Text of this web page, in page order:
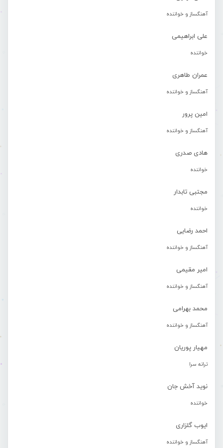
آهنگساز و خواننده
علی ابراهیمی
خواننده
عمران طاهری
آهنگساز و خواننده
امین پرور
آهنگساز و خواننده
هادی صدری
خواننده
مجتبی تابدار
خواننده
احمد رضایی
آهنگساز و خواننده
امیر مقیمی
آهنگساز و خواننده
محمد بهرامی
آهنگساز و خواننده
مهیار پوریان
ترانه سرا
نوید آخش جان
خواننده
ایوب گلزاری
آهنگساز و خواننده